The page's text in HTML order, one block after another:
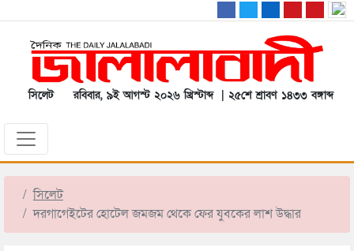
সিলেট রবিবার, ৯ই আগস্ট ২০২৬ খ্রিস্টাব্দ | ২৫শে শ্রাবণ ১৪৩৩ বঙ্গাব্দ
সিলেট
দরগাগেইটের হোটেল জমজম থেকে ফের যুবকের লাশ উদ্ধার